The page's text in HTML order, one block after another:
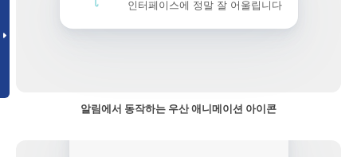
인터페이스에 정말 잘 어울립니다
알림에서 동작하는 우산 애니메이션 아이콘